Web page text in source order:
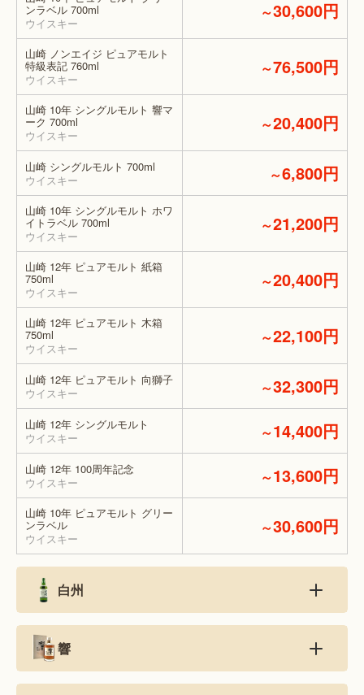
ンラベル 700ml
ウイスキー
～30,600円
山崎 ノンエイジ ピュアモルト
特級表記 760ml
ウイスキー
～76,500円
山崎 10年 シングルモルト 響マ
ーク 700ml
ウイスキー
～20,400円
山崎 シングルモルト 700ml
ウイスキー
～6,800円
山崎 10年 シングルモルト ホワ
イトラベル 700ml
ウイスキー
～21,200円
山崎 12年 ピュアモルト 紙箱
750ml
ウイスキー
～20,400円
山崎 12年 ピュアモルト 木箱
750ml
ウイスキー
～22,100円
山崎 12年 ピュアモルト 向獅子
ウイスキー
～32,300円
山崎 12年 シングルモルト
ウイスキー
～14,400円
山崎 12年 100周年記念
ウイスキー
～13,600円
山崎 10年 ピュアモルト グリー
ンラベル
ウイスキー
～30,600円
白州
響